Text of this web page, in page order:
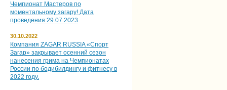
Чемпионат Мастеров по
моментальному загару! Дата
проведения:29.07.2023
30.10.2022
Компания ZAGAR RUSSIA «Спорт
Загар» закрывает осенний сезон
нанесения грима на Чемпионатах
России по бодибилдингу и фитнесу в
2022 году.